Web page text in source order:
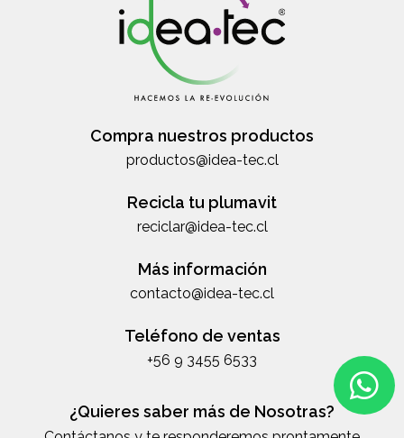
Compra nuestros productos
productos@idea-tec.cl
Recicla tu plumavit
reciclar@idea-tec.cl
Más información
contacto@idea-tec.cl
Teléfono de ventas
+56 9 3455 6533
¿Quieres saber más de Nosotras?